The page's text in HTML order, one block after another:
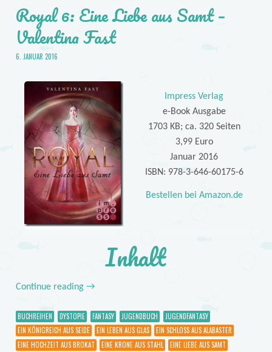
Royal 6: Eine Liebe aus Samt –
Valentina Fast
6. JANUAR 2016
Impress Verlag
e-Book Ausgabe
1703 KB; ca. 320 Seiten
3,99 Euro
Januar 2016
ISBN: 978-3-646-60175-6
Bestellen bei Amazon.de
Inhalt
Continue reading →
BUCHREIHEN DYSTOPIE FANTASY JUGENDBUCH
JUGENDFANTASY
EIN KÖNIGREICH AUS SEIDE
EIN LEBEN AUS GLAS
EIN SCHLOSS AUS ALABASTER
EINE HOCHZEIT AUS BROKAT
EINE KRONE AUS STAHL
EINE LIEBE AUS SAMT